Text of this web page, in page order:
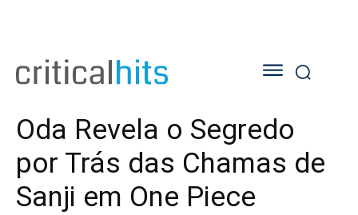
Oda Revela o Segredo
por Trás das Chamas de
Sanji em One Piece